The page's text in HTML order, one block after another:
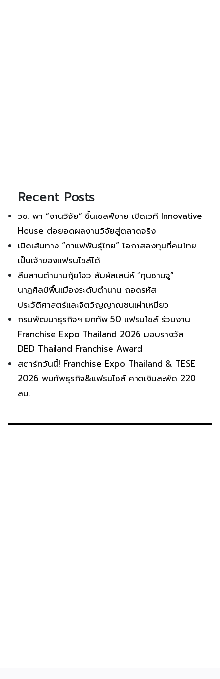
Recent Posts
วช. พา “งานวิจัย” ขึ้นเชลฟ์ขาย เปิดเวที Innovative
House ต่อยอดผลงานวิจัยสู่ตลาดจริง
เปิดเส้นทาง “กาแฟพันธุ์ไทย” โอกาสลงทุนที่คนไทย
เป็นเจ้าของแฟรนไชส์ได้
สืบสานตำนานกุ้ยโจว สัมผัสเสน่ห์ “กุนซานจู”
นาฏศิลป์พื้นเมืองระดับตำนาน ถอดรหัส
ประวัติศาสตร์และจิตวิญญาณชนเผ่าเหมียว
กรมพัฒนาธุรกิจฯ ยกทัพ 50 แฟรนไชส์ ร่วมงาน
Franchise Expo Thailand 2026 มอบรางวัล
DBD Thailand Franchise Award
สตาร์ทวันนี้! Franchise Expo Thailand & TESE
2026 พบทัพธุรกิจ&แฟรนไชส์ คาดเงินสะพัด 220
ลบ.